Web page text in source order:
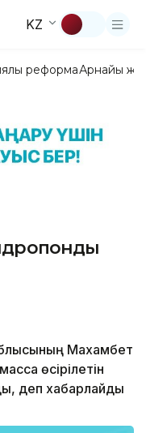
KZ
реформаАрнайы
Махамбет
өсірілетін
деп хабарлайды